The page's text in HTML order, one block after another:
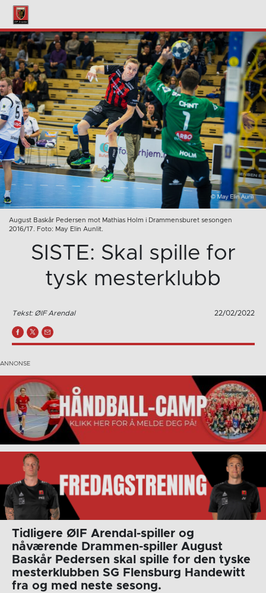
August Baskår Pedersen mot Mathias Holm i Drammensburet sesongen
2016/17. Foto: May Elin Aunlit.
SISTE: Skal spille for
tysk mesterklubb
Tekst: ØIF Arendal 22/02/2022
Tidligere ØIF Arendal-spiller og
nåværende Drammen-spiller August
Baskår Pedersen skal spille for den tyske
mesterklubben SG Flensburg Handewitt
fra og med neste sesong.